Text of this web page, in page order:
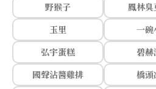
野猴子
鳳林臭
玉里
一碗
弘宇蛋糕
碧赫
國聲沾醬雞排
橋頭